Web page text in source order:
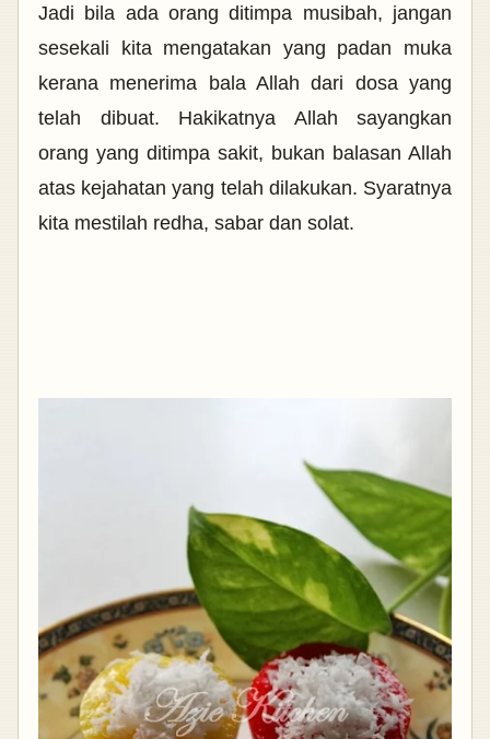
Jadi bila ada orang ditimpa musibah, jangan
sesekali kita mengatakan yang padan muka
kerana menerima bala Allah dari dosa yang
telah dibuat. Hakikatnya Allah sayangkan
orang yang ditimpa sakit, bukan balasan Allah
atas kejahatan yang telah dilakukan. Syaratnya
kita mestilah redha, sabar dan solat.